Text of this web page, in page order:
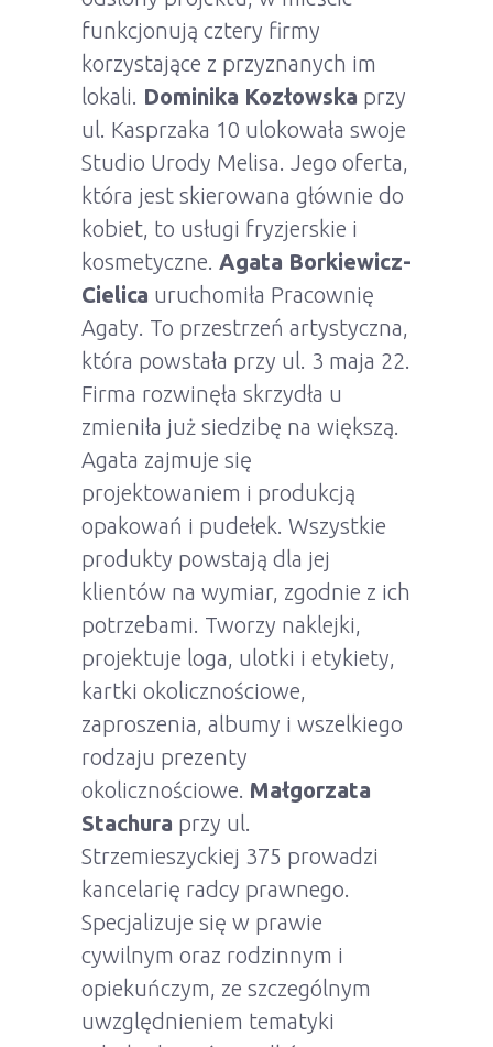
funkcjonują cztery firmy
korzystające z przyznanych im
lokali. Dominika Kozłowska przy
ul. Kasprzaka 10 ulokowała swoje
Studio Urody Melisa. Jego oferta,
która jest skierowana głównie do
kobiet, to usługi fryzjerskie i
kosmetyczne. Agata Borkiewicz-
Cielica uruchomiła Pracownię
Agaty. To przestrzeń artystyczna,
która powstała przy ul. 3 maja 22.
Firma rozwinęła skrzydła u
zmieniła już siedzibę na większą.
Agata zajmuje się
projektowaniem i produkcją
opakowań i pudełek. Wszystkie
produkty powstają dla jej
klientów na wymiar, zgodnie z ich
potrzebami. Tworzy naklejki,
projektuje loga, ulotki i etykiety,
kartki okolicznościowe,
zaproszenia, albumy i wszelkiego
rodzaju prezenty
okolicznościowe. Małgorzata
Stachura przy ul.
Strzemieszyckiej 375 prowadzi
kancelarię radcy prawnego.
Specjalizuje się w prawie
cywilnym oraz rodzinnym i
opiekuńczym, ze szczególnym
uwzględnieniem tematyki